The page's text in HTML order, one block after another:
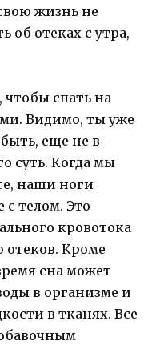
жизнь не
об отеках с утра,
чтобы спать на
Видимо, ты уже
еще не в
суть. Когда мы
наши ноги
с телом. Это
кровотока
отеков. Кроме
сна может
в организме и
в тканях. Все